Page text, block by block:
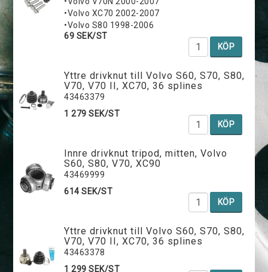
•Volvo XC70 2002-2007
•Volvo S80 1998-2006
69 SEK/ST
KÖP
Yttre drivknut till Volvo S60, S70, S80,
V70, V70 II, XC70, 36 splines
43463379
1 279 SEK/ST
KÖP
Innre drivknut tripod, mitten, Volvo
S60, S80, V70, XC90
43469999
614 SEK/ST
KÖP
Yttre drivknut till Volvo S60, S70, S80,
V70, V70 II, XC70, 36 splines
43463378
1 299 SEK/ST